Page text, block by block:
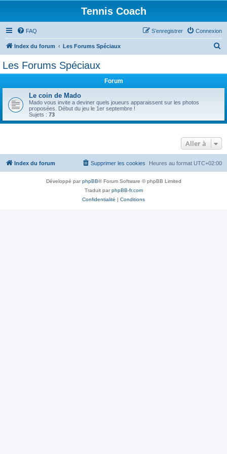
Tennis Coach
FAQ Connexion
S’enregistrer
Index du forum Les Forums Spéciaux
r
Les Forums Spéciaux
Forum
Le coin de Mado
Mado vous invite a deviner quels joueurs apparaissent sur les photos
proposées. Début du jeu le 1er septembre !
Sujets : 73
Aller à
Index du forum Heures au format UTC+02:00
Supprimer les cookies
Développé parphpBB® Forum Software © phpBB Limited
Traduit parphpBB-fr.com
Confidentialité | Conditions